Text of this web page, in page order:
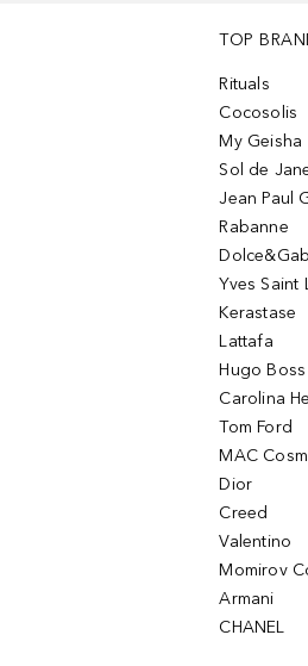
TOP
Rituals
Cocosolis
My Geisha
Sol de
Jean Paul
Rabanne
Yves Saint
Kerastase
Lattafa
Hugo Boss
Carolina
Tom Ford
MAC
Dior
Creed
Valentino
Momirov
Armani
CHANEL